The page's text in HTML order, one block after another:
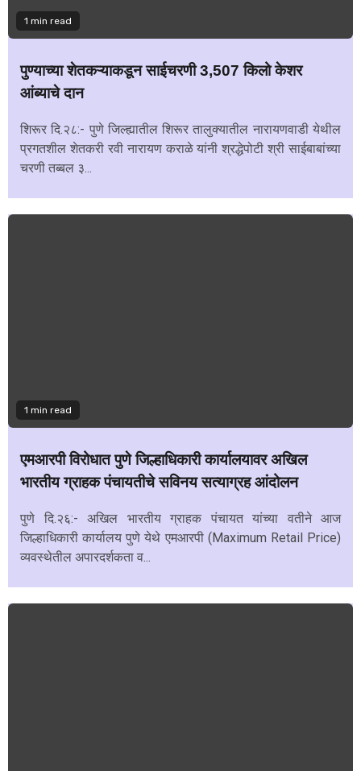
1 min read
पुण्याच्या शेतकऱ्याकडून साईचरणी 3,507 किलो केशर
आंब्याचे दान
शिरूर दि.२८:- पुणे जिल्ह्यातील शिरूर तालुक्यातील नारायणवाडी येथील
प्रगतशील शेतकरी रवी नारायण कराळे यांनी श्रद्धेपोटी श्री साईबाबांच्या
चरणी तब्बल ३...
1 min read
एमआरपी विरोधात पुणे जिल्हाधिकारी कार्यालयावर अखिल
भारतीय ग्राहक पंचायतीचे सविनय सत्याग्रह आंदोलन
पुणे दि.२६:- अखिल भारतीय ग्राहक पंचायत यांच्या वतीने आज
जिल्हाधिकारी कार्यालय पुणे येथे एमआरपी (Maximum Retail Price)
व्यवस्थेतील अपारदर्शकता व...